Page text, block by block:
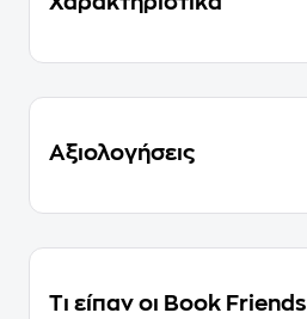
Αξιολογήσεις
Τι είπαν οι Book Friends